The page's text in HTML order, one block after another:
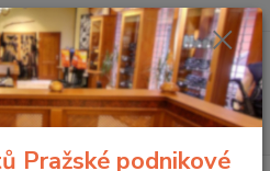
Menu
Hledat
Pražské podnikové